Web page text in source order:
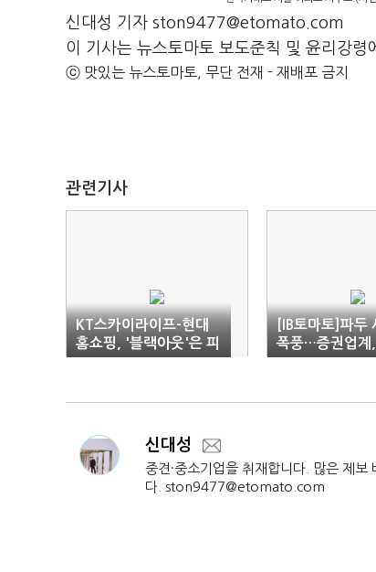
신대성 기자 ston9477@etomato.com
이 기사는 뉴스토마토 보도준칙 및 윤리강령
ⓒ 맛있는 뉴스토마토, 무단 전재 - 재배포 금지
관련기사
KT스카이라이프-현대
홈쇼핑, '블랙아웃'은 피
했다
[IB토마토]파두
폭풍…증권업계
뭄 재현될까 '노
신대성
중견·중소기업을 취재합니다. 많은 제보
다. ston9477@etomato.com